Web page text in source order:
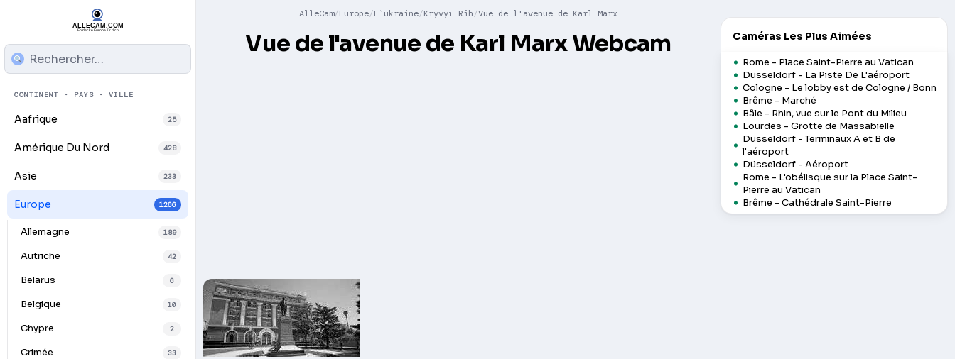
CONTINENT · PAYS · VILLE
Aafrique 25
Amérique Du Nord 428
Asie 233
Europe 1266
Allemagne 189
Autriche 42
Belarus 6
Belgique 10
Chypre 2
Crimée 33
AlleCam Europe L`ukraine Kryvyï Rih Vue de l'avenue de Karl Marx
Vue de l'avenue de Karl Marx Webcam Caméras Les Plus Aimées
Rome - Place Saint-Pierre au Vatican
Düsseldorf - La Piste De L'aéroport
Cologne - Le lobby est de Cologne / Bonn
Brême - Marché
Bâle - Rhin, vue sur le Pont du Milieu
Lourdes - Grotte de Massabielle
Düsseldorf - Terminaux A et B de
l'aéroport
Düsseldorf - Aéroport
Rome - L'obélisque sur la Place Saint-
Pierre au Vatican
Brême - Cathédrale Saint-Pierre